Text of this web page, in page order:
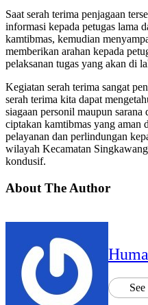
Saat serah terima penjagaan
informasi kepada petugas lama
kamtibmas, kemudian
memberikan arahan kepada
pelaksanan tugas yang akan di
Kegiatan serah terima sangat
serah terima kita dapat
siagaan personil maupun sarana
ciptakan kamtibmas yang aman
pelayanan dan perlindungan
wilayah Kecamatan
kondusif.
About The Author